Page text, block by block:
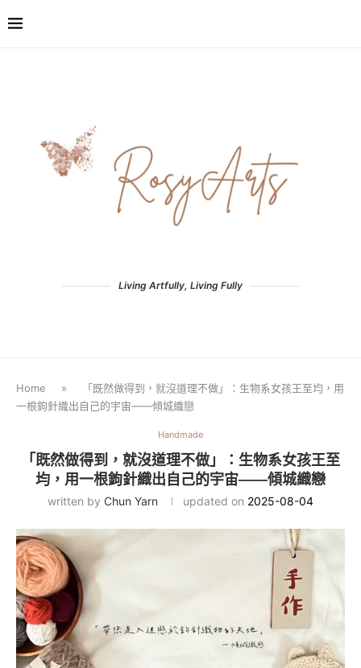
Living Artfully, Living Fully
Home »
「既然做得到，就沒道理不做」：生物系女孩王至均，用
一根鉤針織出自己的宇宙——傾城織戀
Handmade
「既然做得到，就沒道理不做」：生物系女孩王至
均，用一根鉤針織出自己的宇宙——傾城織戀
written by Chun Yarn updated on 2025-08-04